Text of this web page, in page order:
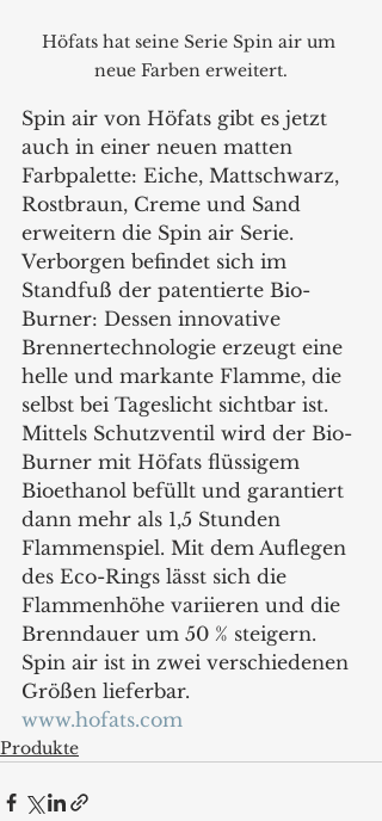
Höfats hat seine Serie Spin air um
neue Farben erweitert.
Spin air von Höfats gibt es jetzt
auch in einer neuen matten
Farbpalette: Eiche, Mattschwarz,
Rostbraun, Creme und Sand
erweitern die Spin air Serie.
Verborgen befindet sich im
Standfuß der patentierte Bio-
Burner: Dessen innovative
Brennertechnologie erzeugt eine
helle und markante Flamme, die
selbst bei Tageslicht sichtbar ist.
Mittels Schutzventil wird der Bio-
Burner mit Höfats flüssigem
Bioethanol befüllt und garantiert
dann mehr als 1,5 Stunden
Flammenspiel. Mit dem Auflegen
des Eco-Rings lässt sich die
Flammenhöhe variieren und die
Brenndauer um 50 % steigern.
Spin air ist in zwei verschiedenen
Größen lieferbar.
www.hofats.com
Produkte